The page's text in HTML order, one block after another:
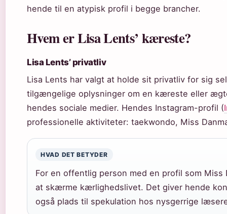
hende til en atypisk profil i begge brancher.
Hvem er Lisa Lents’ kæreste?
Lisa Lents’ privatliv
Lisa Lents har valgt at holde sit privatliv for sig
tilgængelige oplysninger om en kæreste eller
hendes sociale medier. Hendes Instagram-profil (
professionelle aktiviteter: taekwondo, Miss
HVAD DET BETYDER
For en offentlig person med en profil som
at skærme kærlighedslivet. Det giver hende
også plads til spekulation hos nysgerrige